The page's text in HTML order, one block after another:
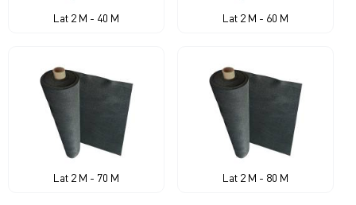
Lat 2 M - 40 M Lat 2 M - 60 M
Lat 2 M - 70 M Lat 2 M - 80 M